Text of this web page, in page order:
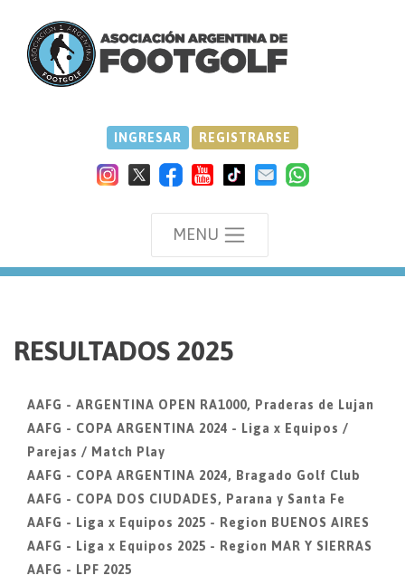
INGRESAR REGISTRARSE
MENU
RESULTADOS 2025
AAFG - ARGENTINA OPEN RA1000, Praderas de Lujan
AAFG - COPA ARGENTINA 2024 - Liga x Equipos /
Parejas / Match Play
AAFG - COPA ARGENTINA 2024, Bragado Golf Club
AAFG - COPA DOS CIUDADES, Parana y Santa Fe
AAFG - Liga x Equipos 2025 - Region BUENOS AIRES
AAFG - Liga x Equipos 2025 - Region MAR Y SIERRAS
AAFG - LPF 2025